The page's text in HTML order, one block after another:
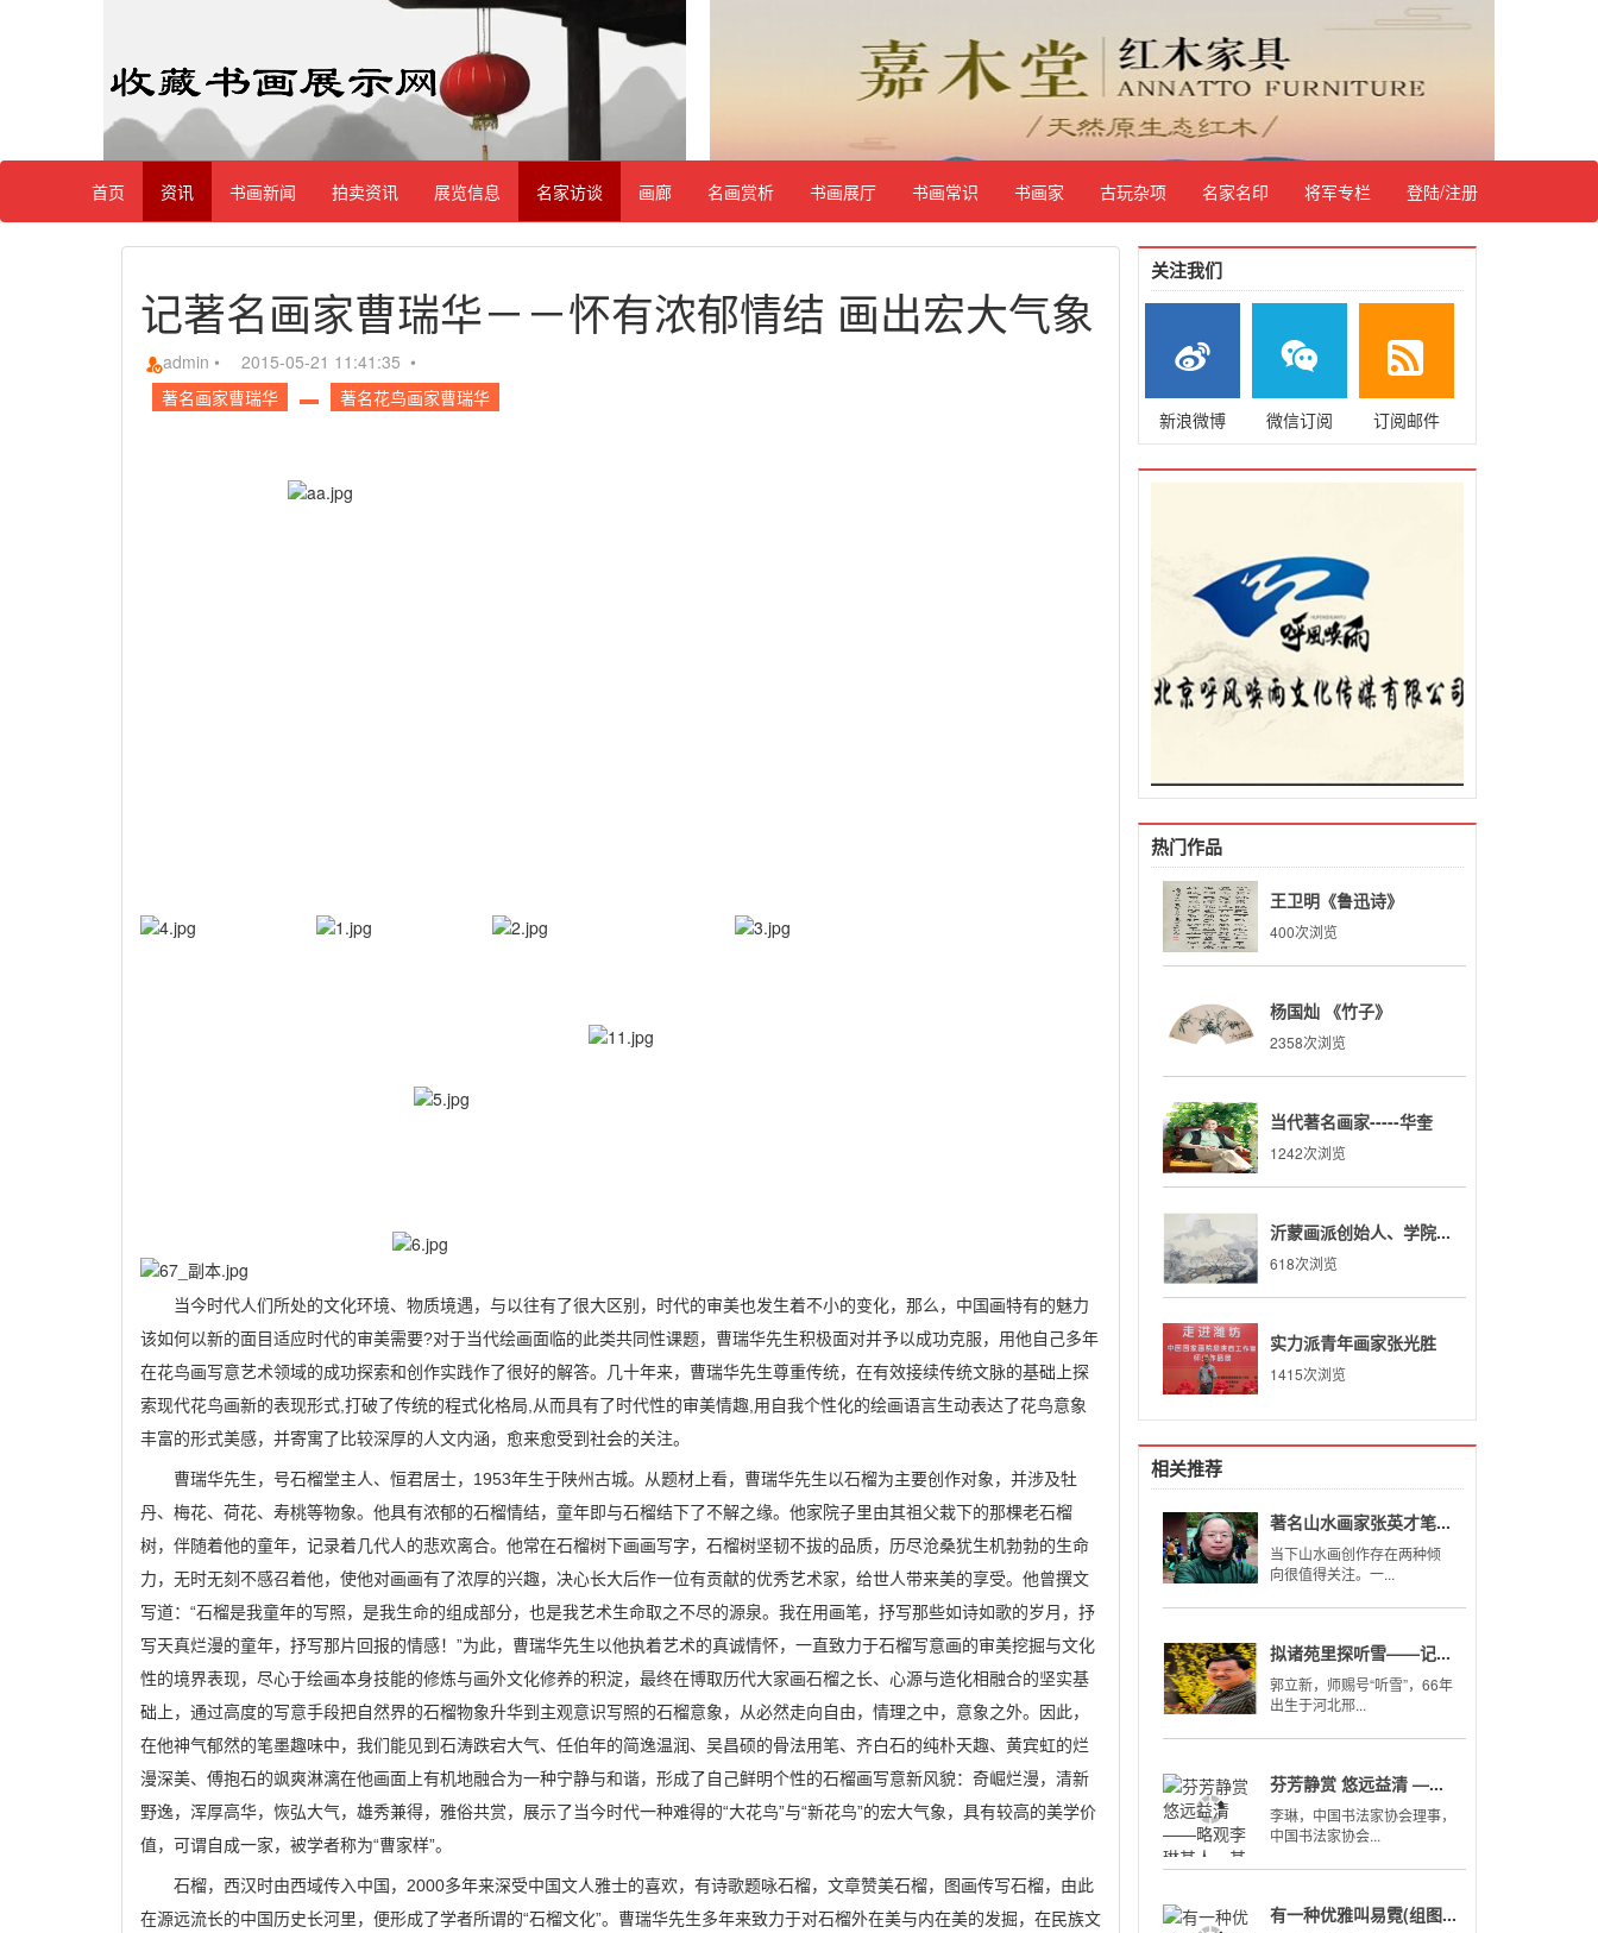
首页 资讯 书画新闻 拍卖资讯 展览信息 名家访谈 画廊 名画赏析 书画展厅 书画常识 书画家 古玩杂项 名家名印 将军专栏 登陆/注册
记著名画家曹瑞华－－怀有浓郁情结 画出宏大气象
admin •
2015-05-21 11:41:35 •
著名画家曹瑞华
著名花鸟画家曹瑞华
当今时代人们所处的文化环境、物质境遇，与以往有了很大区别，时代的审美也发生着不小的变化，那么，中国画特有的魅力
该如何以新的面目适应时代的审美需要?对于当代绘画面临的此类共同性课题，曹瑞华先生积极面对并予以成功克服，用他自己多年
在花鸟画写意艺术领域的成功探索和创作实践作了很好的解答。几十年来，曹瑞华先生尊重传统，在有效接续传统文脉的基础上探
索现代花鸟画新的表现形式,打破了传统的程式化格局,从而具有了时代性的审美情趣,用自我个性化的绘画语言生动表达了花鸟意象
丰富的形式美感，并寄寓了比较深厚的人文内涵，愈来愈受到社会的关注。
曹瑞华先生，号石榴堂主人、恒君居士，1953年生于陕州古城。从题材上看，曹瑞华先生以石榴为主要创作对象，并涉及牡
丹、梅花、荷花、寿桃等物象。他具有浓郁的石榴情结，童年即与石榴结下了不解之缘。他家院子里由其祖父栽下的那棵老石榴
树，伴随着他的童年，记录着几代人的悲欢离合。他常在石榴树下画画写字，石榴树坚韧不拔的品质，历尽沧桑犹生机勃勃的生命
力，无时无刻不感召着他，使他对画画有了浓厚的兴趣，决心长大后作一位有贡献的优秀艺术家，给世人带来美的享受。他曾撰文
写道：“石榴是我童年的写照，是我生命的组成部分，也是我艺术生命取之不尽的源泉。我在用画笔，抒写那些如诗如歌的岁月，抒
写天真烂漫的童年，抒写那片回报的情感！”为此，曹瑞华先生以他执着艺术的真诚情怀，一直致力于石榴写意画的审美挖掘与文化
性的境界表现，尽心于绘画本身技能的修炼与画外文化修养的积淀，最终在博取历代大家画石榴之长、心源与造化相融合的坚实基
础上，通过高度的写意手段把自然界的石榴物象升华到主观意识写照的石榴意象，从必然走向自由，情理之中，意象之外。因此，
在他神气郁然的笔墨趣味中，我们能见到石涛跌宕大气、任伯年的简逸温润、吴昌硕的骨法用笔、齐白石的纯朴天趣、黄宾虹的烂
漫深美、傅抱石的飒爽淋漓在他画面上有机地融合为一种宁静与和谐，形成了自己鲜明个性的石榴画写意新风貌：奇崛烂漫，清新
野逸，浑厚高华，恢弘大气，雄秀兼得，雅俗共赏，展示了当今时代一种难得的“大花鸟”与“新花鸟”的宏大气象，具有较高的美学价
值，可谓自成一家，被学者称为“曹家样”。
石榴，西汉时由西域传入中国，2000多年来深受中国文人雅士的喜欢，有诗歌题咏石榴，文章赞美石榴，图画传写石榴，由此
在源远流长的中国历史长河里，便形成了学者所谓的“石榴文化”。曹瑞华先生多年来致力于对石榴外在美与内在美的发掘，在民族文
关注我们
新浪微博 微信订阅 订阅邮件
热门作品
王卫明《鲁迅诗》
400次浏览
杨国灿 《竹子》
2358次浏览
当代著名画家-----华奎
1242次浏览
沂蒙画派创始人、学院...
618次浏览
实力派青年画家张光胜
1415次浏览
相关推荐
著名山水画家张英才笔...
当下山水画创作存在两种倾
向很值得关注。一...
拟诸苑里探听雪——记...
郭立新，师赐号“听雪”，66年
出生于河北邢...
芬芳静赏 悠远益清 —...
李琳，中国书法家协会理事，
中国书法家协会...
有一种优雅叫易霓(组图...